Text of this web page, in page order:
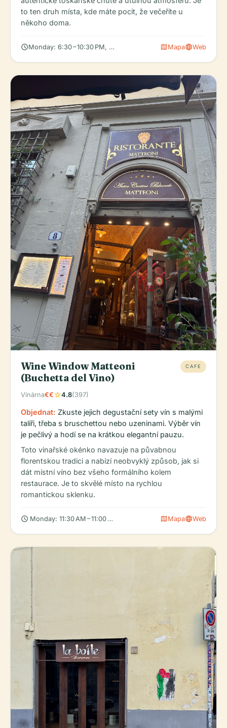
to ten druh místa, kde máte pocit, že večeříte u
někoho doma.
scheduleMonday: 6:30 – 10:30 PM, Tuesday: 6:30 – 10:30 PM,
mapMapalanguageWeb
Wine Window Matteoni
(Buchetta del Vino)
CAFE
Vinárna€€star4.8(397)
Objednat: Zkuste jejich degustační sety vín s malými
talíři, třeba s bruschettou nebo uzeninami. Výběr vín
je pečlivý a hodí se na krátkou elegantní pauzu.
Toto vinařské okénko navazuje na půvabnou
florentskou tradici a nabízí neobvyklý způsob, jak si
dát místní víno bez všeho formálního kolem
restaurace. Je to skvělé místo na rychlou
romantickou sklenku.
schedule Monday: 11:30 AM – 11:00 PM, Tuesday: 11:30 AM – 11:00 PM,
mapMapalanguageWeb